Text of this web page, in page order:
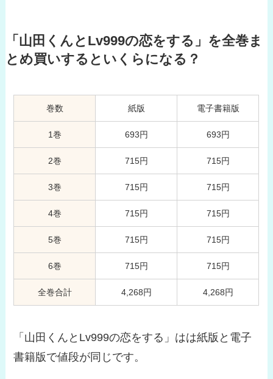
「山田くんとLv999の恋をする」を全巻ま
とめ買いするといくらになる？
巻数 紙版 電子書籍版
1巻 693円 693円
2巻 715円 715円
3巻 715円 715円
4巻 715円 715円
5巻 715円 715円
6巻 715円 715円
全巻合計 4,268円 4,268円
「山田くんとLv999の恋をする」はは紙版と電子
書籍版で値段が同じです。